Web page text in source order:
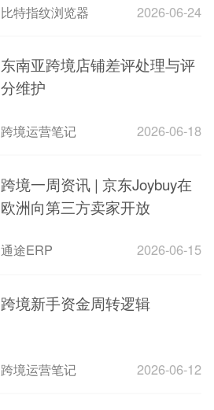
比特指纹浏览器 2026-06-24
东南亚跨境店铺差评处理与评
分维护
跨境运营笔记 2026-06-18
跨境一周资讯 | 京东Joybuy在
欧洲向第三方卖家开放
通途ERP 2026-06-15
跨境新手资金周转逻辑
跨境运营笔记 2026-06-12